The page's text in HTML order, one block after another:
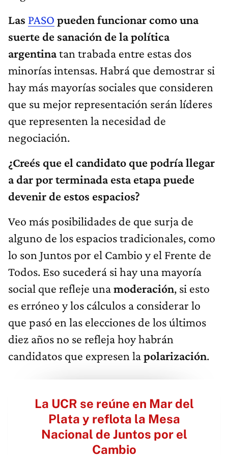
Las PASO pueden funcionar como una
suerte de sanación de la política
argentinatan trabada entre estas dos
minorías intensas. Habrá que demostrar si
hay más mayorías sociales que consideren
que su mejor representación serán líderes
que representen la necesidad de
negociación.
¿Creés que el candidato que podría llegar
a dar por terminada esta etapa puede
devenir de estos espacios?
Veo más posibilidades de que surja de
alguno de los espacios tradicionales, como
lo son Juntos por el Cambio y el Frente de
Todos. Eso sucederá si hay una mayoría
social que refleje unamoderación, si esto
es erróneo y los cálculos a considerar lo
que pasó en las elecciones de los últimos
diez años no se refleja hoy habrán
candidatos que expresen lapolarización.
La UCR se reúne en Mar del
Plata y reflota la Mesa
Nacional de Juntos por el
Cambio